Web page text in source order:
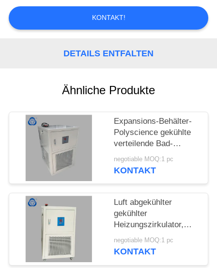
NACHRICHTEN
FORDERN
SITEMAP
DATENSCHUTZRICHTLINIE
KONTAKT!
DETAILS ENTFALTEN
Ähnliche Produkte
Expansions-Behälter-
Polyscience gekühlte
verteilende Bad-
Temperaturspanne Rt-
200C°
negotiable MOQ:1 pc
KONTAKT
Luft abgekühlter
gekühlter
Heizungszirkulator,
kälteres adiabatisches
flüssiges
negotiable MOQ:1 pc
KONTAKT